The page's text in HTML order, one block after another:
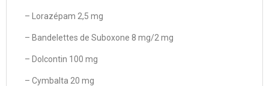
– Lorazépam 2,5 mg
– Bandelettes de Suboxone 8 mg/2 mg
– Dolcontin 100 mg
– Cymbalta 20 mg